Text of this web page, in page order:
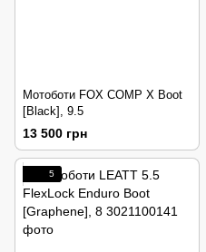
Мотоботи FOX COMP X Boot
[Black], 9.5
13 500 грн
5